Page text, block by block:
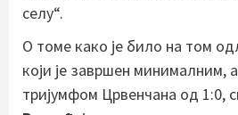
селу“.
О томе како је било на том
који је завршен
тријумфом Црвенчана од 1:0,